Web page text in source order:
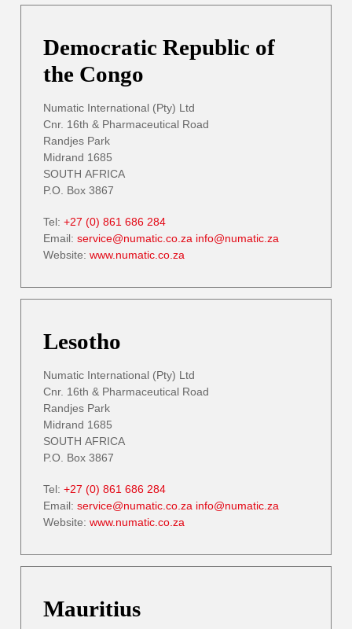
Democratic Republic of
the Congo
Numatic International (Pty) Ltd
Cnr. 16th & Pharmaceutical Road
Randjes Park
Midrand 1685
SOUTH AFRICA
P.O. Box 3867
Tel: +27 (0) 861 686 284
Email: service@numatic.co.za info@numatic.za
Website: www.numatic.co.za
Lesotho
Numatic International (Pty) Ltd
Cnr. 16th & Pharmaceutical Road
Randjes Park
Midrand 1685
SOUTH AFRICA
P.O. Box 3867
Tel: +27 (0) 861 686 284
Email: service@numatic.co.za info@numatic.za
Website: www.numatic.co.za
Mauritius